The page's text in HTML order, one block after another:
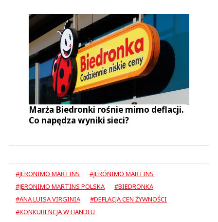
Marża Biedronki rośnie mimo deflacji.
Co napędza wyniki sieci?
#JERONIMO MARTINS
#JERÓNIMO MARTINS
#JERONIMO MARTINS POLSKA
#BIEDRONKA
#ANA LUISA VIRGINIA
#DEFLACJA CEN ŻYWNOŚCI
#KONKURENCJA W HANDLU